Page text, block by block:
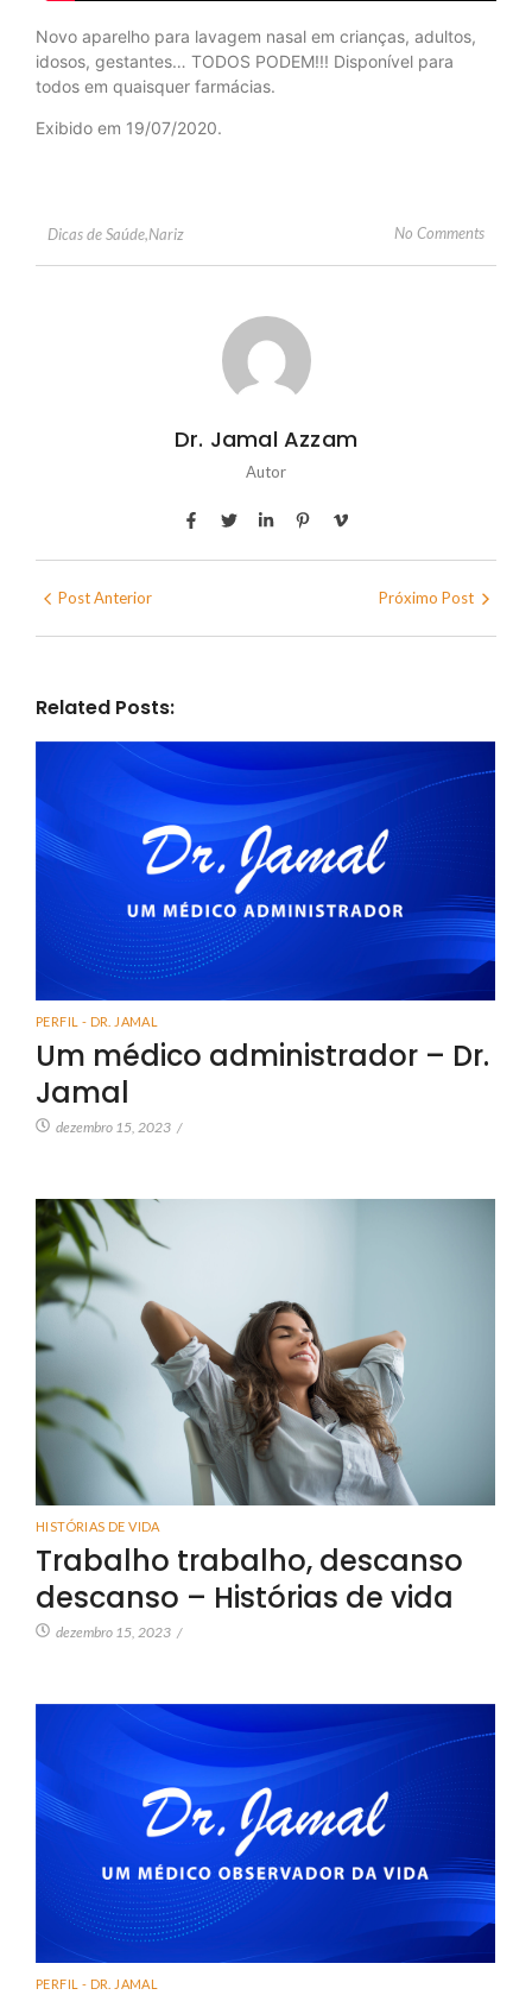
Novo aparelho para lavagem nasal em crianças, adultos,
idosos, gestantes… TODOS PODEM!!! Disponível para
todos em quaisquer farmácias.
Exibido em 19/07/2020.
Dicas de Saúde,Nariz No Comments
Dr. Jamal Azzam
Autor
Post Anterior Próximo Post
Related Posts:
PERFIL - DR. JAMAL
Um médico administrador – Dr.
Jamal
dezembro 15, 2023 /
HISTÓRIAS DE VIDA
Trabalho trabalho, descanso
descanso – Histórias de vida
dezembro 15, 2023 /
PERFIL - DR. JAMAL